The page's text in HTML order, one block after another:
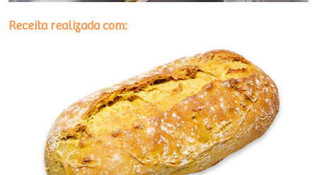
Receita realizada com: